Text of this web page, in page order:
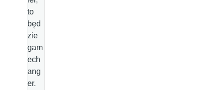
to
będ
zie
gam
ech
ang
er.